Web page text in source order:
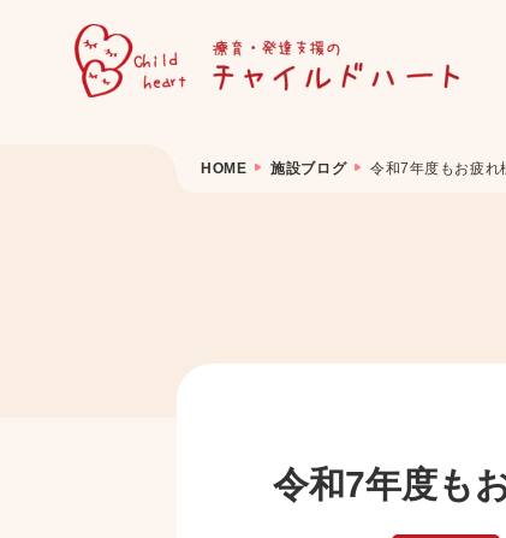
HOME 施設ブログ 令和7年度もお疲
令和7年度も